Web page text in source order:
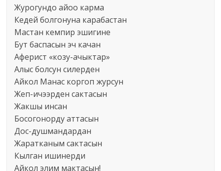
Журогундо айоо карма
Кедей болгонуна карабастан
Мастан кемпир эшигине
Бут баспасын эч качан
Аферист «козу-ачыктар»
Алыс болсун силерден
Айкол Манас коргоп журсун
Жеп-ичээрден сактасын
Жакшы инсан
Босогонорду аттасын
Дос-душмандардан
Жаратканым сактасын
Кылган ишинерди
Айкол элим мактасын!